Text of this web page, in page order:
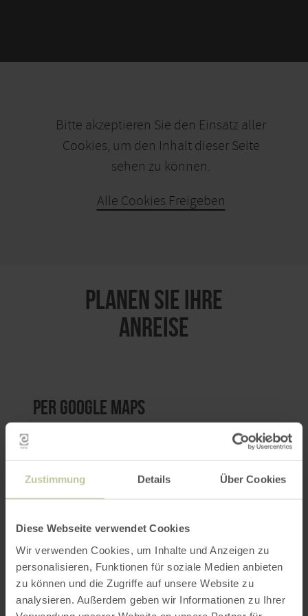
Zustimmung Details Über Cookies
Diese Webseite verwendet Cookies
Wir verwenden Cookies, um Inhalte und Anzeigen zu
personalisieren, Funktionen für soziale Medien anbieten
zu können und die Zugriffe auf unsere Website zu
analysieren. Außerdem geben wir Informationen zu Ihrer
Bitte akzeptieren Sie den Einsatz aller
Cookies, um den Inhalt dieser Seite
sehen zu können.
Alle Cookies Freigeben
PLANEN SIE IHRE
ANREISE
per Google Maps
ROUTE PLANEN